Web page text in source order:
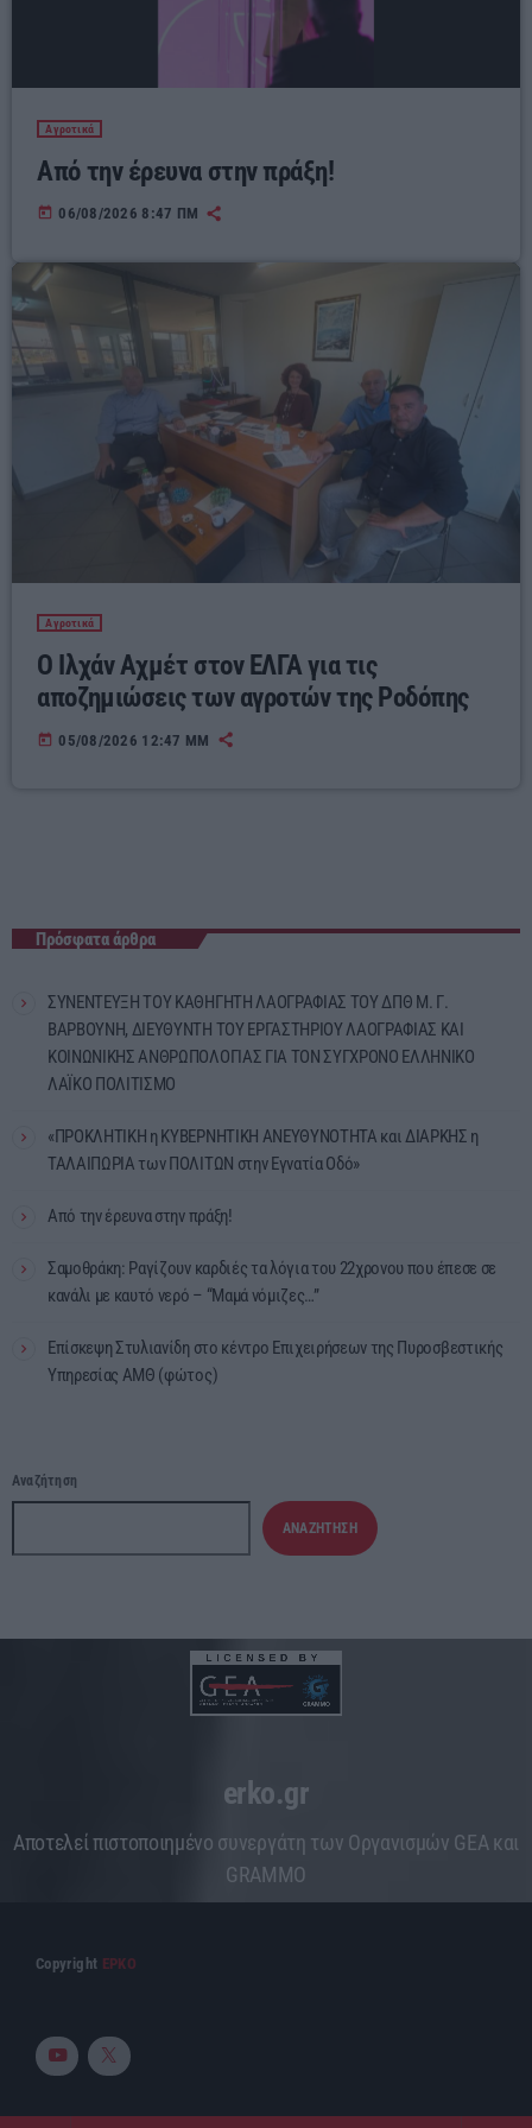
Αγροτικά
Από την έρευνα στην πράξη!
today 06/08/2026 8:47 ΠΜ
Αγροτικά
Ο Ιλχάν Αχμέτ στον ΕΛΓΑ για τις
αποζημιώσεις των αγροτών της Ροδόπης
today 05/08/2026 12:47 ΜΜ
Πρόσφατα άρθρα
ΣΥΝΕΝΤΕΥΞΗ ΤΟΥ ΚΑΘΗΓΗΤΗ ΛΑΟΓΡΑΦΙΑΣ ΤΟΥ ΔΠΘ Μ. Γ.
ΒΑΡΒΟΥΝΗ, ΔΙΕΥΘΥΝΤΗ ΤΟΥ ΕΡΓΑΣΤΗΡΙΟΥ ΛΑΟΓΡΑΦΙΑΣ ΚΑΙ
ΚΟΙΝΩΝΙΚΗΣ ΑΝΘΡΩΠΟΛΟΓΙΑΣ ΓΙΑ ΤΟΝ ΣΥΓΧΡΟΝΟ ΕΛΛΗΝΙΚΟ
ΛΑΪΚΟ ΠΟΛΙΤΙΣΜΟ
«ΠΡΟΚΛΗΤΙΚΗ η ΚΥΒΕΡΝΗΤΙΚΗ ΑΝΕΥΘΥΝΟΤΗΤΑ και ΔΙΑΡΚΗΣ η
ΤΑΛΑΙΠΩΡΙΑ των ΠΟΛΙΤΩΝ στην Εγνατία Οδό»
Από την έρευνα στην πράξη!
Σαμοθράκη: Ραγίζουν καρδιές τα λόγια του 22χρονου που έπεσε σε
κανάλι με καυτό νερό – “Μαμά νόμιζες…”
Επίσκεψη Στυλιανίδη στο κέντρο Επιχειρήσεων της Πυροσβεστικής
Υπηρεσίας ΑΜΘ (φώτος)
Αναζήτηση
ΑΝΑΖΉΤΗΣΗ
erko.gr
Aποτελεί πιστοποιημένο συνεργάτη των Οργανισμών GEA και
GRAMMO
Copyright ΕΡΚΟ